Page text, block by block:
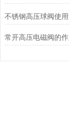
不锈钢高压球阀使
常开高压电磁阀的